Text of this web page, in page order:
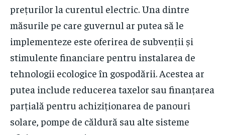
prețurilor la curentul electric. Una dintre
măsurile pe care guvernul ar putea să le
implementeze este oferirea de subvenții și
stimulente financiare pentru instalarea de
tehnologii ecologice în gospodării. Acestea ar
putea include reducerea taxelor sau finanțarea
parțială pentru achiziționarea de panouri
solare, pompe de căldură sau alte sisteme